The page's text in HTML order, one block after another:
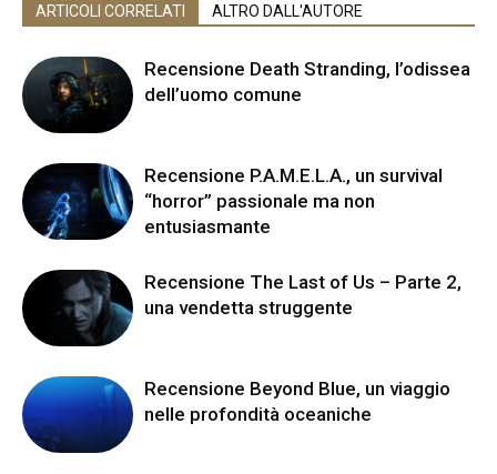
ARTICOLI CORRELATI ALTRO DALL'AUTORE
Recensione Death Stranding, l’odissea
dell’uomo comune
Recensione P.A.M.E.L.A., un survival
“horror” passionale ma non
entusiasmante
Recensione The Last of Us – Parte 2,
una vendetta struggente
Recensione Beyond Blue, un viaggio
nelle profondità oceaniche